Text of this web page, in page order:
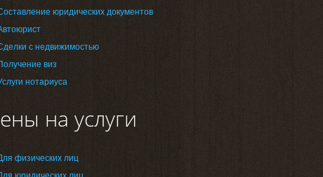
юридических документов
с недвижимостью
виз
нотариуса
на услуги
физических лиц